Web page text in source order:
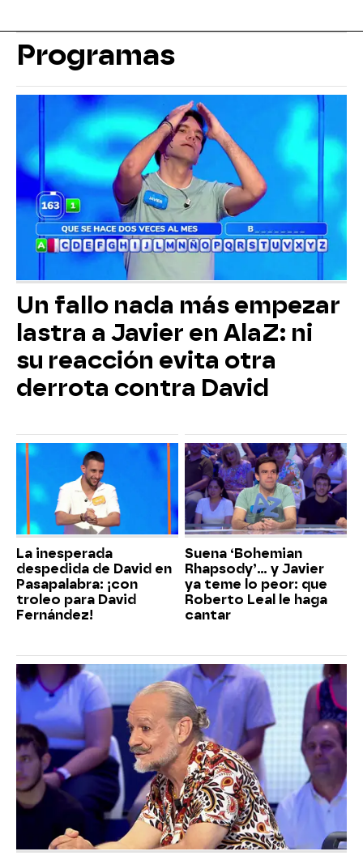
Programas
Un fallo nada más empezar
lastra a Javier en AlaZ: ni
su reacción evita otra
derrota contra David
La inesperada
despedida de David en
Pasapalabra: ¡con
troleo para David
Fernández!
Suena ‘Bohemian
Rhapsody’... y Javier
ya teme lo peor: que
Roberto Leal le haga
cantar